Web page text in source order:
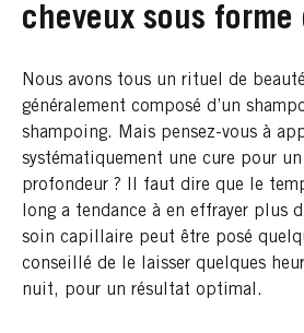
cheveux sous forme
Nous avons tous un rituel de
généralement composé d’un
shampoing. Mais pensez-vous à
systématiquement une cure pour
profondeur ? Il faut dire que le
long a tendance à en effrayer plus
soin capillaire peut être posé
conseillé de le laisser quelques
nuit, pour un résultat optimal.